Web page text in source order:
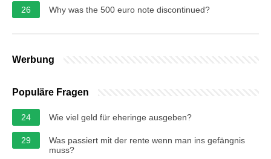
26
Why was the 500 euro note discontinued?
Werbung
Populäre Fragen
24 Wie viel geld für eheringe ausgeben?
29
Was passiert mit der rente wenn man ins gefängnis
muss?